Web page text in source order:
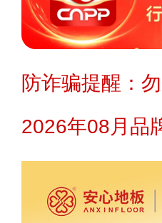
防诈骗提醒：
2026年08月品